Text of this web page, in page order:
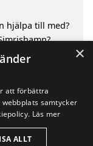
hjälpa till med?
×
att förbättra
samtycker
Läs mer
ALLT